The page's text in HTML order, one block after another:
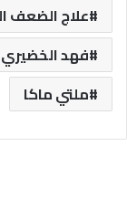
علاج الضعف
فهد الخضيري
ملتي ماكا